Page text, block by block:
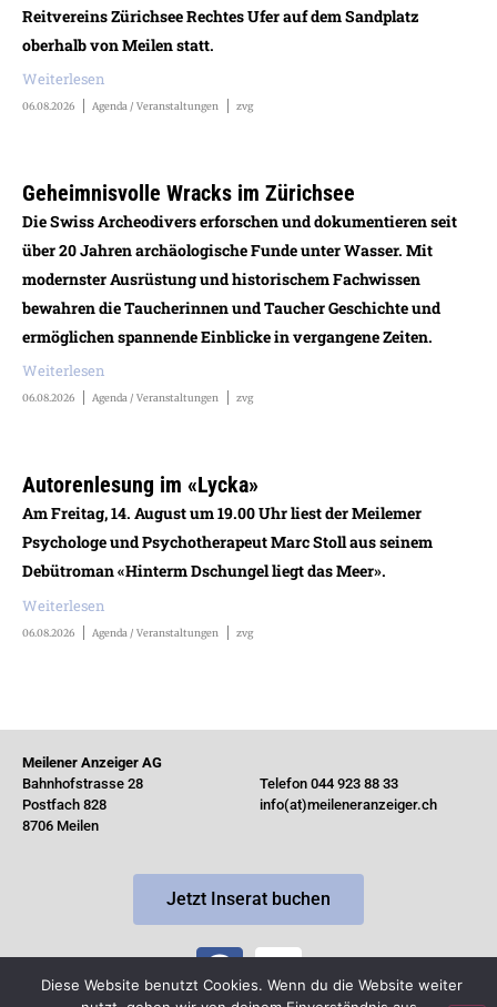
Reitvereins Zürichsee Rechtes Ufer auf dem Sandplatz
oberhalb von Meilen statt.
Weiterlesen
06.08.2026 Agenda / Veranstaltungen zvg
Geheimnisvolle Wracks im Zürichsee
Die Swiss Archeodivers erforschen und dokumentieren seit
über 20 Jahren archäologische Funde unter Wasser. Mit
modernster Ausrüstung und historischem Fachwissen
bewahren die Taucherinnen und Taucher Geschichte und
ermöglichen spannende Einblicke in vergangene Zeiten.
Weiterlesen
06.08.2026 Agenda / Veranstaltungen zvg
Autorenlesung im «Lycka»
Am Freitag, 14. August um 19.00 Uhr liest der Meilemer
Psychologe und Psychotherapeut Marc Stoll aus seinem
Debütroman «Hinterm Dschungel liegt das Meer».
Weiterlesen
06.08.2026 Agenda / Veranstaltungen zvg
Meilener Anzeiger AG
Bahnhofstrasse 28
Postfach 828
8706 Meilen
Telefon 044 923 88 33
info(at)meileneranzeiger.ch
Jetzt Inserat buchen
Diese Website benutzt Cookies. Wenn du die Website weiter